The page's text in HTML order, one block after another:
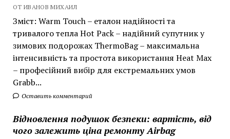
ОТ ИВАНОВ МИХАИЛ
Зміст: Warm Touch – еталон надійності та
тривалого тепла Hot Pack – надійний супутник у
зимових подорожах ThermoBag – максимальна
інтенсивність та простота використання Heat Max
– професійний вибір для екстремальних умов
Grabb...
Оставить комментарий
Відновлення подушок безпеки: вартість, від
чого залежить ціна ремонту Airbag